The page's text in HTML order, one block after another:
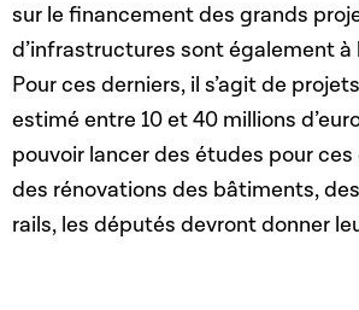
sur le financement des grands
d’infrastructures sont également à
Pour ces derniers, il s’agit de
estimé entre 10 et 40 millions
pouvoir lancer des études pour
des rénovations des bâtiments,
rails, les députés devront donner